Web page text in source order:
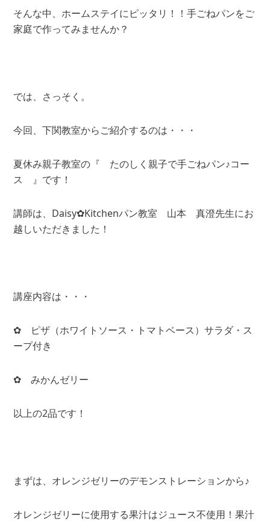
そんな中、ホームステイにピッタリ！！手ごねパンをご
家庭で作ってみませんか？
では、さっそく。
今回、下関教室からご紹介するのは・・・
夏休み親子教室の『 たのしく親子で手ごねパン♪コー
ス 』です！
講師は、Daisy✿Kitchenパン教室 山本 真澄先生にお
越しいただきました！
講座内容は・・・
✿ ピザ（ホワイトソース・トマトベース）サラダ・ス
ープ付き
✿ みかんゼリー
以上の2品です！
まずは、オレンジゼリーのデモンストレーションから♪
オレンジゼリーに使用する果汁はジュース不使用！果汁